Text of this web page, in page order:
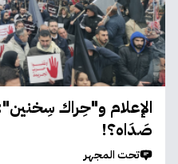
الإعلام و"حِراك
صَدَاه؟!
تحت المجهر